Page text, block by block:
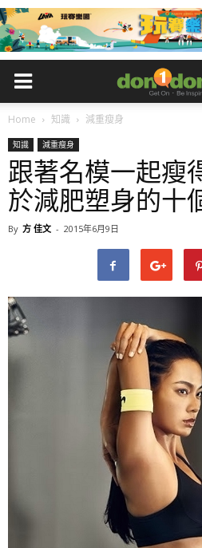
Home 知識 減重瘦身
知識 減重瘦身
跟著名模一起瘦
於減肥塑身的十
By 方 佳文 - 2015年6月9日